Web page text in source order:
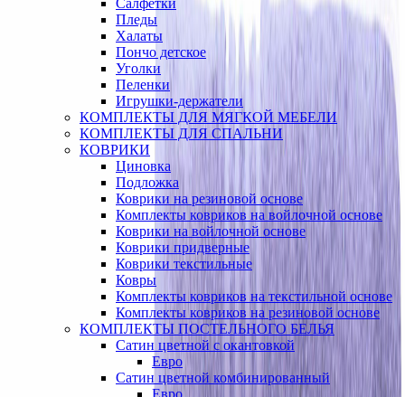
Салфетки
Пледы
Халаты
Пончо детское
Уголки
Пеленки
Игрушки-держатели
КОМПЛЕКТЫ ДЛЯ МЯГКОЙ МЕБЕЛИ
КОМПЛЕКТЫ ДЛЯ СПАЛЬНИ
КОВРИКИ
Циновка
Подложка
Коврики на резиновой основе
Комплекты ковриков на войлочной основе
Коврики на войлочной основе
Коврики придверные
Коврики текстильные
Ковры
Комплекты ковриков на текстильной основе
Комплекты ковриков на резиновой основе
КОМПЛЕКТЫ ПОСТЕЛЬНОГО БЕЛЬЯ
Сатин цветной с окантовкой
Евро
Сатин цветной комбинированный